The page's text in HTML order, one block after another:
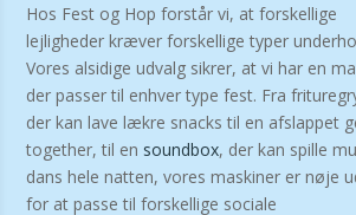
Hos Fest og Hop forstår vi, at forskellige
lejligheder kræver forskellige typer
Vores alsidige udvalg sikrer, at vi har en
der passer til enhver type fest. Fra
der kan lave lækre snacks til en afslappet
together, til en soundbox, der kan spille
dans hele natten, vores maskiner er nøje
for at passe til forskellige sociale